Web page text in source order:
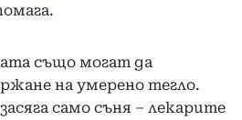
също могат да
на умерено тегло.
само съня – лекарите